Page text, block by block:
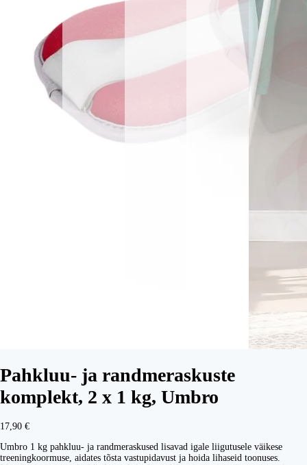
Pahkluu- ja randmeraskuste
komplekt, 2 x 1 kg, Umbro
17,90 €
Umbro 1 kg pahkluu- ja randmeraskused lisavad igale liigutusele väikese
treeningkoormuse, aidates tõsta vastupidavust ja hoida lihaseid toonuses.